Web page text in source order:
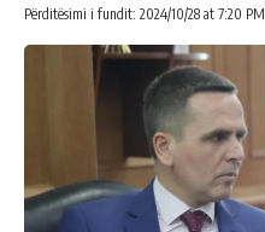
Përditësimi i fundit: 2024/10/28 at 7:20 PM